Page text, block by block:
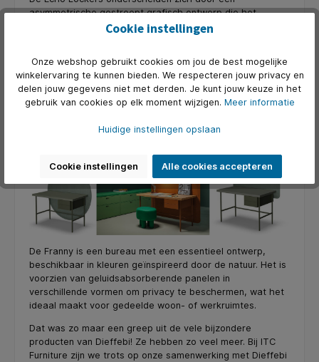
asymmetrische gestreept grafisch ontwerp die het
typische doos-effect elimineert. Ze integreren
USB-poorten voor het opladen van mobiele apparaten.
Bovendien kan het lockersysteem worden uitgerust met
een slim elektronisch sluitsysteem, waardoor gebruikers
hun locker eenvoudig kunnen openen met een badge of
De Franny is een bureau met een essentieel ontwerp,
beschikbaar in kleuren geïnspireerd door de natuur. Het is
voorzien van geluidsabsorberende panelen in
verschillende vormen om privacy te beschermen, wat het
ideaal maakt voor gedeelde woon- of werkruimtes.
Dat was zo maar een greep uit de vele bijzondere
producten van Dieffebi! Ze hebben zo veel meer. Bij ITC
Furniture zijn we trots op onze samenwerking met Dieffebi
Cookie instellingen
Onze webshop gebruikt cookies om jou de best mogelijke
winkelervaring te kunnen bieden. We respecteren jouw privacy en
delen jouw gegevens niet met derden. Je kunt jouw keuze in het
gebruik van cookies op elk moment wijzigen. Meer informatie
Huidige instellingen opslaan
Cookie instellingen Alle cookies accepteren